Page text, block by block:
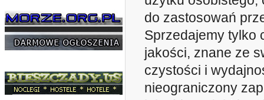
do zastosowań
Sprzedajemy tylko
jakości, znane ze
czystości i
nieograniczony